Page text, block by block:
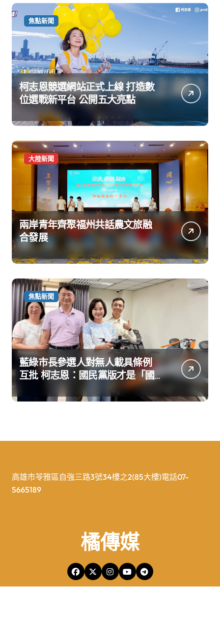
焦點新聞
柯志恩競選網站正式上線 打造數
位選戰新平台 公開五大亮點
大陸新聞
兩岸青年齊聚福州共話農文旅融
合發展
焦點新聞
藍綠市長參選人對無人載具條例
互批 柯志恩：國民黨版才是「國
防+產業」務實版
高雄市苓雅區自強三路3號34樓之2(85大樓)電話07-
5665189
橘傳媒